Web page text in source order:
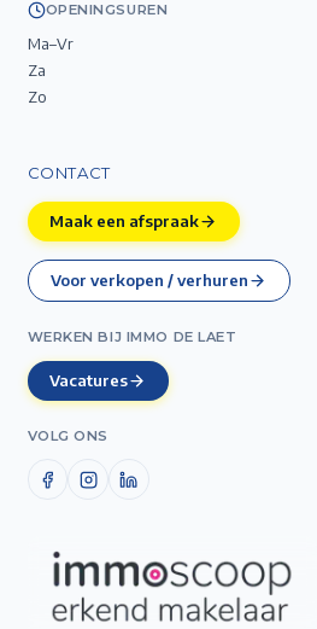
OPENINGSUREN
Ma–Vr
Za
Zo
CONTACT
Maak een afspraak
Voor verkopen / verhuren
WERKEN BIJ IMMO DE LAET
Vacatures
VOLG ONS